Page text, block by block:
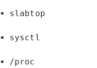
slabtop
sysctl
/proc